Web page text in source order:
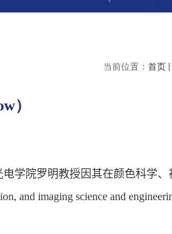
当前位置： 首页
）
电学院罗明教授因其在颜色科学、
and imaging science and